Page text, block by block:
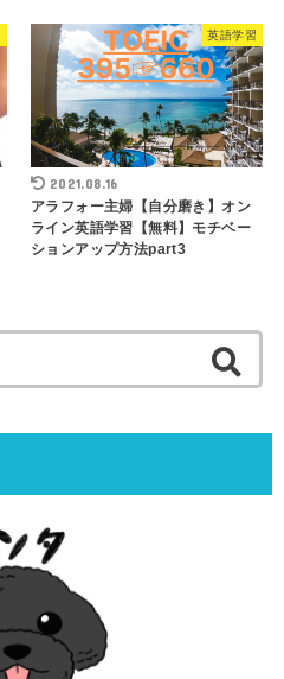
英語学習
2021.08.16
アラフォー主婦【自分磨き】オン
ライン英語学習【無料】モチベー
ションアップ方法part3
索: